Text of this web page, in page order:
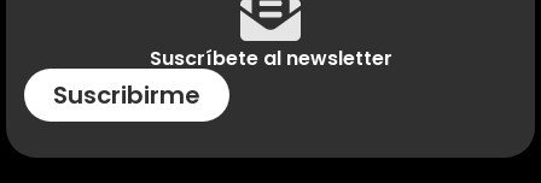
Suscríbete al newsletter
Suscribirme